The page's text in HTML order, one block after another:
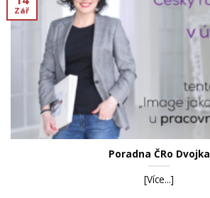
Poradna ČRo Dvojka
[Více...]
Zář